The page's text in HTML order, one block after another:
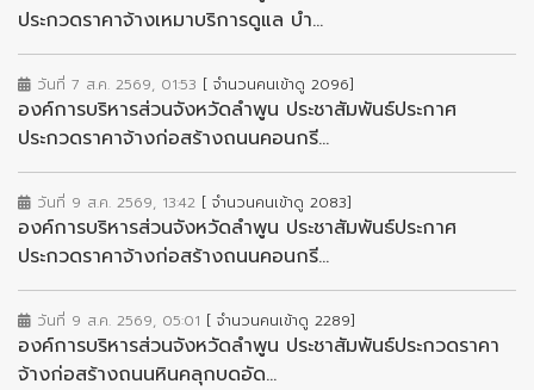
ประกวดราคาจ้างเหมาบริการดูแล บำ...
วันที่ 7 ส.ค. 2569, 01:53 [ จำนวนคนเข้าดู 2096]
องค์การบริหารส่วนจังหวัดลำพูน ประชาสัมพันธ์ประกาศ
ประกวดราคาจ้างก่อสร้างถนนคอนกรี...
วันที่ 9 ส.ค. 2569, 13:42 [ จำนวนคนเข้าดู 2083]
องค์การบริหารส่วนจังหวัดลำพูน ประชาสัมพันธ์ประกาศ
ประกวดราคาจ้างก่อสร้างถนนคอนกรี...
วันที่ 9 ส.ค. 2569, 05:01 [ จำนวนคนเข้าดู 2289]
องค์การบริหารส่วนจังหวัดลำพูน ประชาสัมพันธ์ประกวดราคา
จ้างก่อสร้างถนนหินคลุกบดอัด...